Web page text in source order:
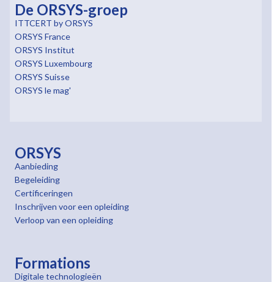
De ORSYS-groep
ITTCERT by ORSYS
ORSYS France
ORSYS Institut
ORSYS Luxembourg
ORSYS Suisse
ORSYS le mag'
ORSYS
Aanbieding
Begeleiding
Certificeringen
Inschrijven voor een opleiding
Verloop van een opleiding
Formations
Digitale technologieën